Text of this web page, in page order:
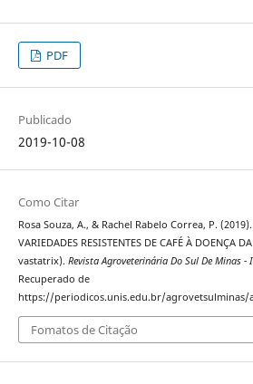
PDF
Publicado
2019-10-08
Como Citar
Rosa Souza, A., & Rachel Rabelo Correa, P. (2019).
VARIEDADES RESISTENTES DE CAFÉ À DOENÇA
vastatrix). Revista Agroveterinária Do Sul De Minas -
Recuperado de
https://periodicos.unis.edu.br/agrovetsulminas/
Fomatos de Citação